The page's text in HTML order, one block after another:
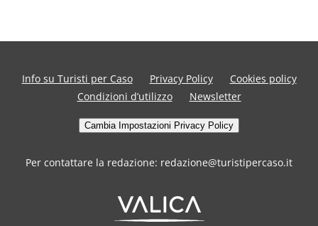
Info su Turisti per Caso Privacy Policy
Cookies policy
Condizioni d’utilizzo
Newsletter
Cambia Impostazioni Privacy Policy
Per contattare la redazione: redazione@turistipercaso.it